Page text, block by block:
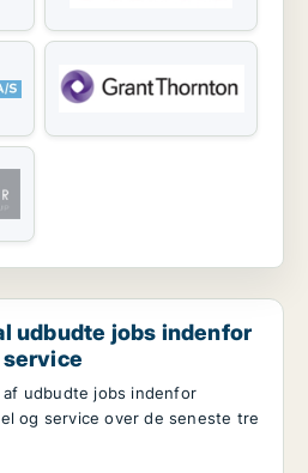
udbudte jobs indenfor
service
udbudte jobs indenfor
og service over de seneste tre